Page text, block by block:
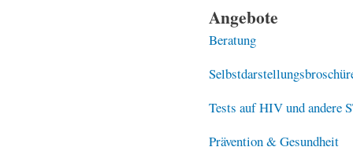
Angebote
Beratung
Tests auf HIV und andere
Prävention & Gesundheit